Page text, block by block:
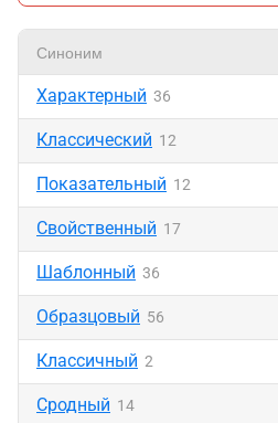
Синоним
Характерный 36
Классический 12
Показательный 12
Свойственный 17
Шаблонный 36
Образцовый 56
Классичный 2
Сродный 14